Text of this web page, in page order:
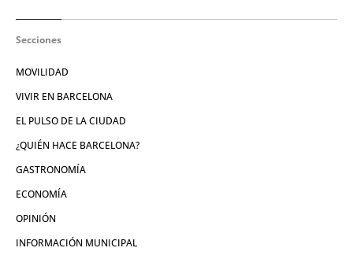
Secciones
MOVILIDAD
VIVIR EN BARCELONA
EL PULSO DE LA CIUDAD
¿QUIÉN HACE BARCELONA?
GASTRONOMÍA
ECONOMÍA
OPINIÓN
INFORMACIÓN MUNICIPAL